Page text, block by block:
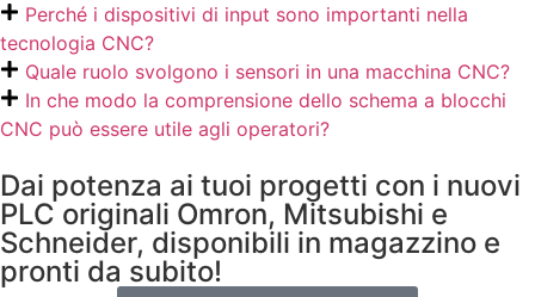
Perché i dispositivi di input sono importanti nella
tecnologia CNC?
Quale ruolo svolgono i sensori in una macchina CNC?
In che modo la comprensione dello schema a blocchi
CNC può essere utile agli operatori?
Dai potenza ai tuoi progetti con i nuovi
PLC originali Omron, Mitsubishi e
Schneider, disponibili in magazzino e
pronti da subito!